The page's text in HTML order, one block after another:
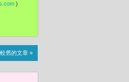
)
較舊的文章 »